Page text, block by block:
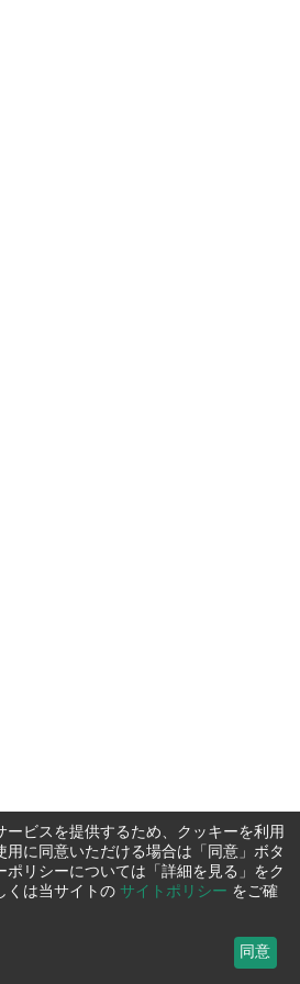
ービスを提供するため、クッキーを利用
用に同意いただける場合は「同意」ボタ
ポリシーについては「詳細を見る」をク
くは当サイトの サイトポリシー をご確
同意